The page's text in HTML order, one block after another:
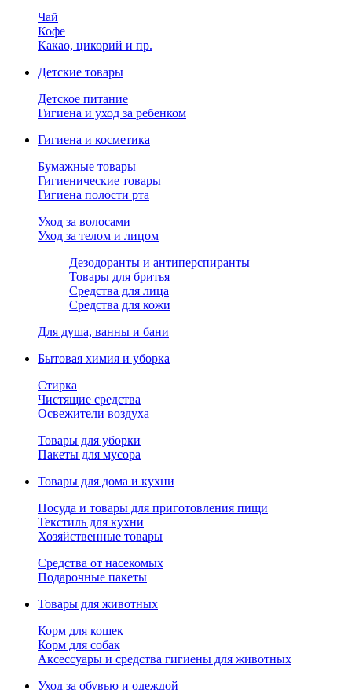
Чай
Кофе
Какао, цикорий и пр.
Детские товары
Детское питание
Гигиена и уход за ребенком
Гигиена и косметика
Бумажные товары
Гигиенические товары
Гигиена полости рта
Уход за волосами
Уход за телом и лицом
Дезодоранты и антиперспиранты
Товары для бритья
Средства для лица
Средства для кожи
Для душа, ванны и бани
Бытовая химия и уборка
Стирка
Чистящие средства
Освежители воздуха
Товары для уборки
Пакеты для мусора
Товары для дома и кухни
Посуда и товары для приготовления пищи
Текстиль для кухни
Хозяйственные товары
Средства от насекомых
Подарочные пакеты
Товары для животных
Корм для кошек
Корм для собак
Аксессуары и средства гигиены для животных
Уход за обувью и одеждой